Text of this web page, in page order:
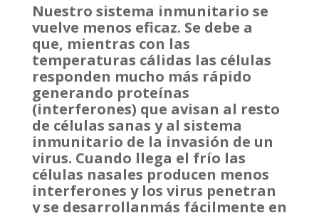
Nuestro sistema inmunitario se
vuelve menos eficaz. Se debe a
que, mientras con las
temperaturas cálidas las células
responden mucho más rápido
generando proteínas
(interferones) que avisan al resto
de células sanas y al sistema
inmunitario de la invasión de un
virus. Cuando llega el frío las
células nasales producen menos
interferones y los virus penetran
y se desarrollanmás fácilmente en